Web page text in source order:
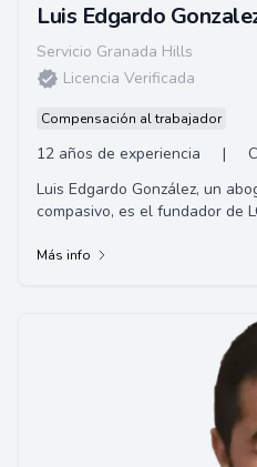
Luis Edgardo
Servicio Granada Hills
Licencia Verificada
Compensación al trabajador
12 años de experiencia |
Luis Edgardo González, un
compasivo, es el fundador de
Más info